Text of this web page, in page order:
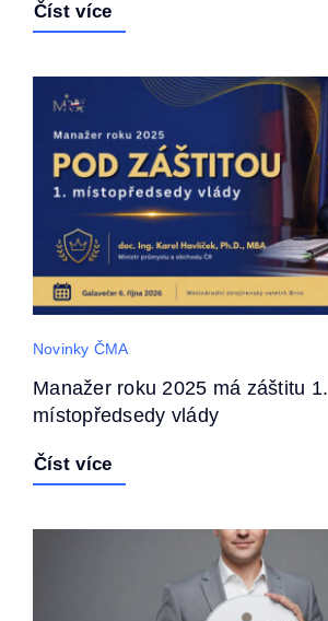
Číst více
Novinky ČMA
Manažer roku 2025 má záštitu 1.
místopředsedy vlády
Číst více